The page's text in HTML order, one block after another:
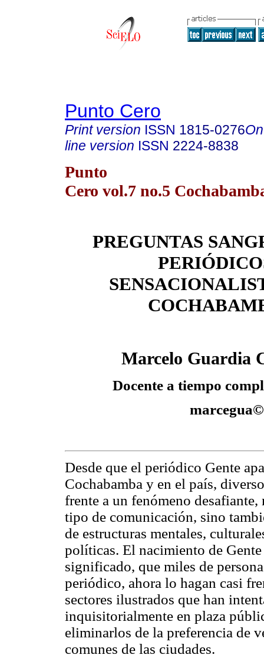
Punto Cero
Print version ISSN 1815-0276
line version ISSN 2224-8838
Punto
Cero vol.7 no.5
PREGUNTAS
Marcelo Guardia
Docente a tiempo
Desde que el periódico Gente
Cochabamba y en el país,
frente a un fenómeno
tipo de comunicación, sino
de estructuras mentales,
políticas. El nacimiento de
significado, que miles de
periódico, ahora lo hagan casi
sectores ilustrados que han
inquisitorialmente en plaza
eliminarlos de la preferencia de
comunes de las ciudades.